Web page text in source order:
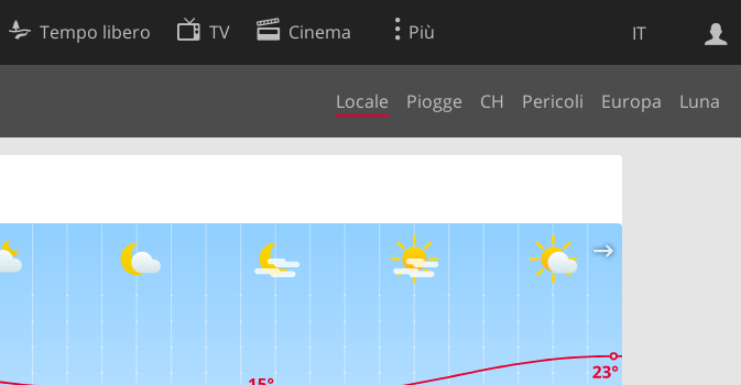
IT
Tempo libero TV Cinema Più
Locale Piogge CH Pericoli Europa Luna
Ricerca Web
Preferenze cookie